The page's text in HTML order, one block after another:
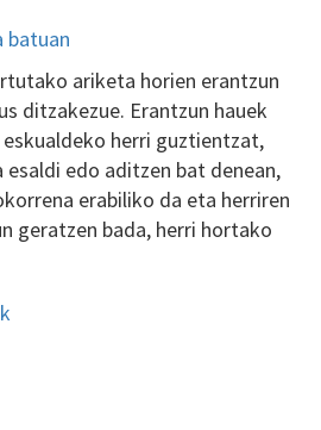
batuan
ariketa horien erantzun
ditzakezue. Erantzun hauek
herri guztientzat,
edo aditzen bat denean,
erabiliko da eta herriren
geratzen bada, herri hortako